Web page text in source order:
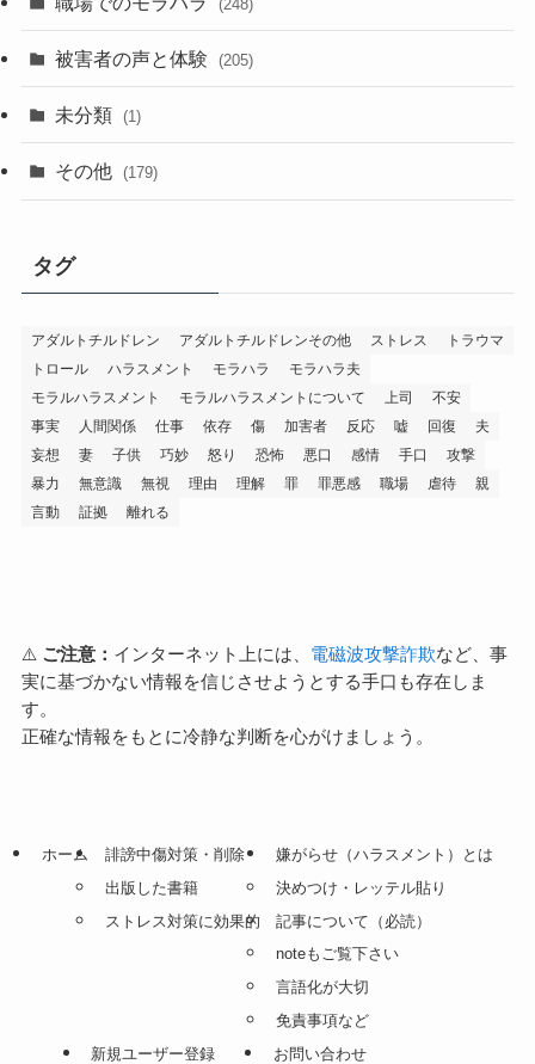
(248)
被害者の声と体験 (205)
未分類 (1)
その他 (179)
タグ
アダルトチルドレン アダルトチルドレンその他 ストレス
トラウマ
トロール
ハラスメント モラハラ
モラハラ夫
モラルハラスメント
モラルハラスメントについて 上司
不安
事実
人間関係 仕事 依存 傷 加害者 反応 嘘 回復
夫
妄想
妻 子供 巧妙 怒り 恐怖 悪口 感情 手口
攻撃
暴力
無意識 無視 理由 理解 罪 罪悪感 職場 虐待
親
言動
証拠 離れる
⚠️ ご注意： インターネット上には、 電磁波攻撃詐欺など、事
実に基づかない情報を信じさせようとする手口も存在しま
す。
正確な情報をもとに冷静な判断を心がけましょう。
ホーム
誹謗中傷対策・削除
出版した書籍
ストレス対策に効果的
嫌がらせ（ハラスメント）とは
決めつけ・レッテル貼り
記事について（必読）
noteもご覧下さい
言語化が大切
免責事項など
新規ユーザー登録
お問い合わせ